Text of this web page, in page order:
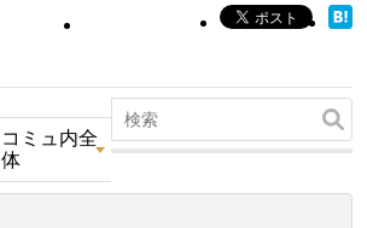
コミュ内全
体